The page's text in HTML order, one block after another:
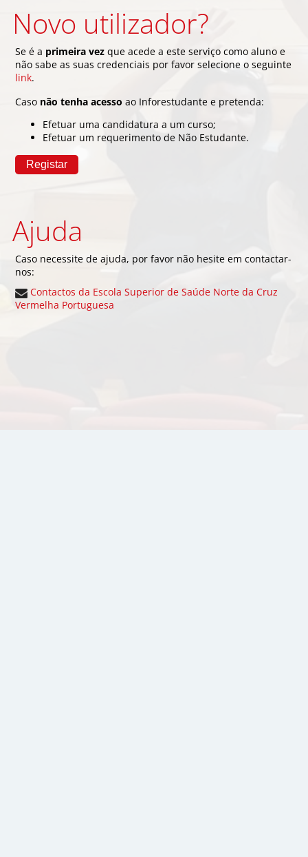
Novo utilizador?
Se é a primeira vez que acede a este serviço como aluno e
não sabe as suas credenciais por favor selecione o seguinte
link.
Caso não tenha acesso ao Inforestudante e pretenda:
Efetuar uma candidatura a um curso;
Efetuar um requerimento de Não Estudante.
Ajuda
Caso necessite de ajuda, por favor não hesite em contactar-
nos:
Contactos da Escola Superior de Saúde Norte da Cruz
Vermelha Portuguesa